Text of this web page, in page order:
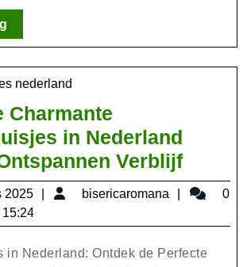
Regelgeving
Lees
volledig
Charmante
in Nederland
Verblijf
de
in
2025
18
2025
bisericaromana
0
15:24
in Nederland: Ontdek de Perfecte